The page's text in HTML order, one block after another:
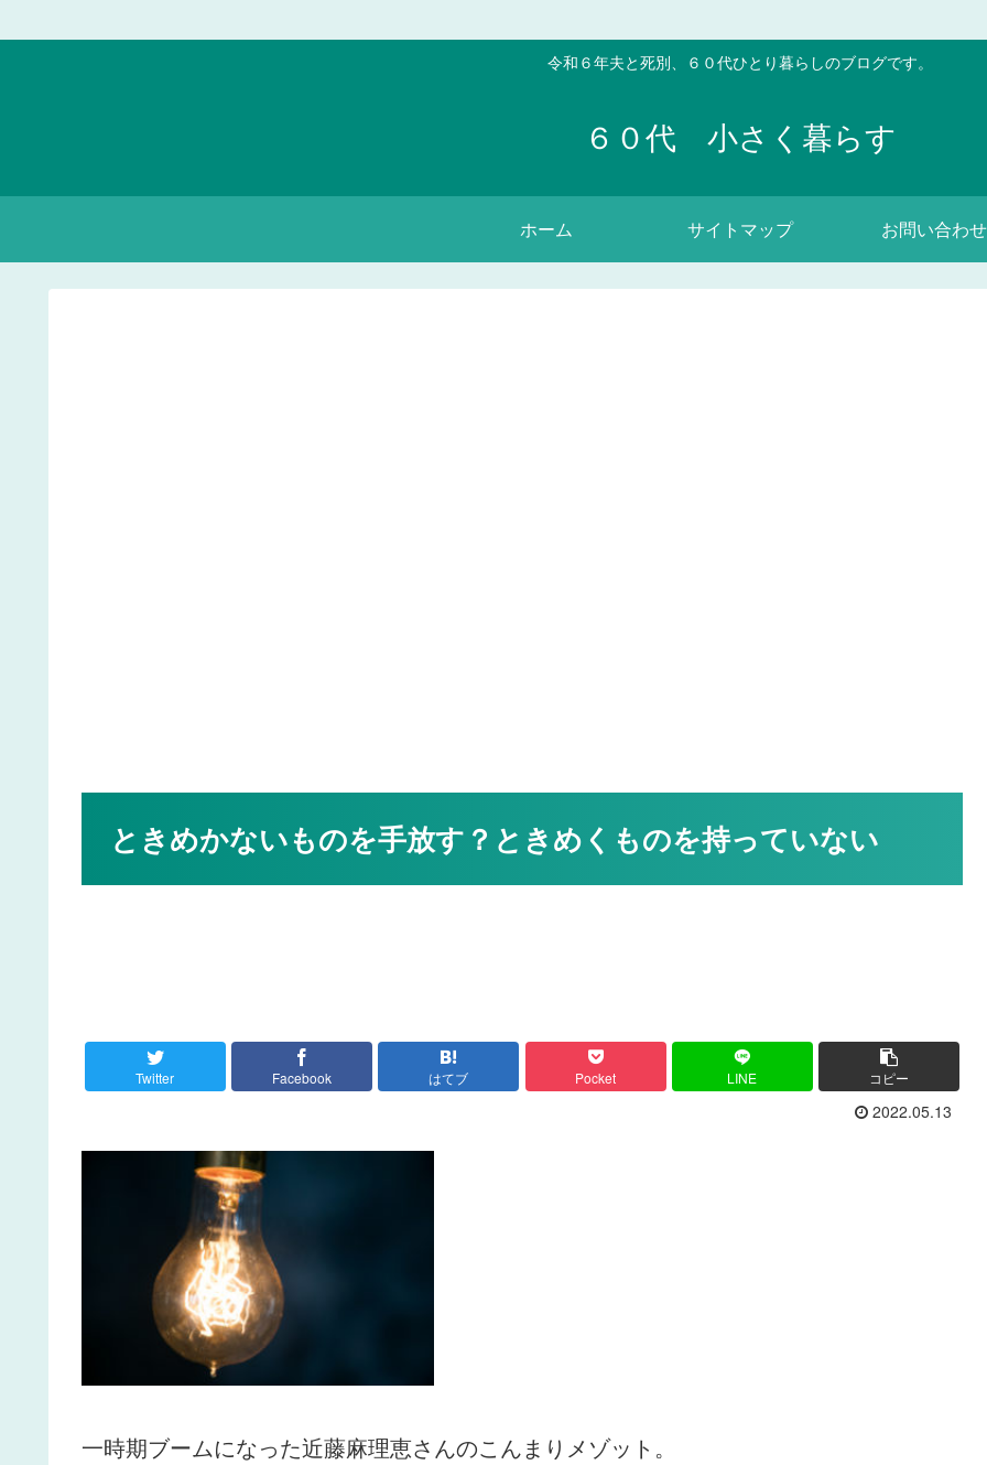
令和６年夫と死別、６０代ひとり暮らしのブログです。
６０代 小さく暮らす
ホーム サイトマップ お問い合わせ
ときめかないものを手放す？ときめくものを持っていない
Twitter Facebook はてブ Pocket LINE コピー
2022.05.13
一時期ブームになった近藤麻理恵さんのこんまりメゾット。